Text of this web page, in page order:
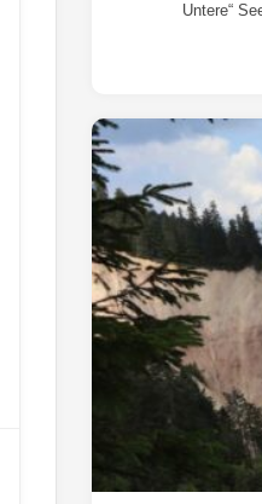
Untere“